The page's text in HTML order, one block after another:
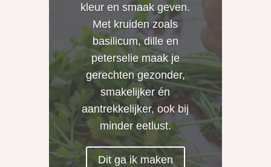
kleur en smaak geven.
Met kruiden zoals
basilicum, dille en
peterselie maak je
gerechten gezonder,
smakelijker én
aantrekkelijker, ook bij
minder eetlust.
Dit ga ik maken